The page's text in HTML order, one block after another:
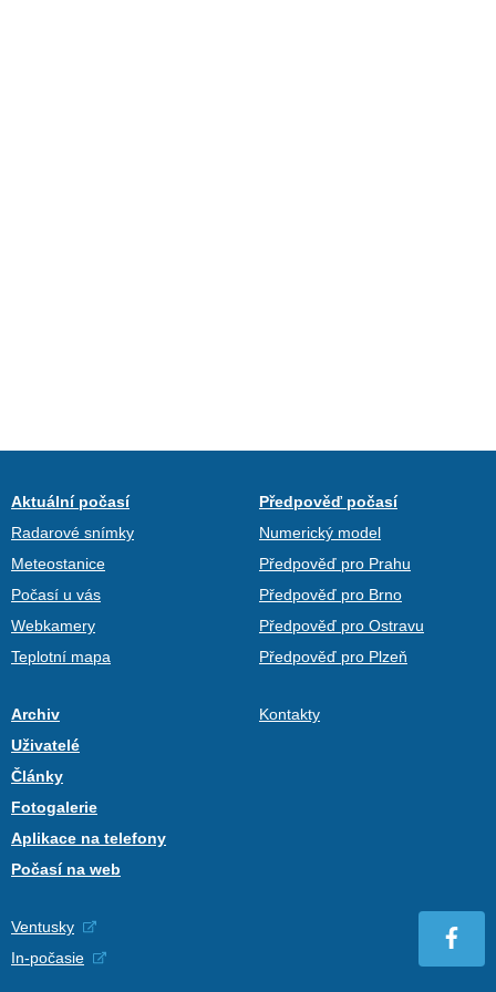
Aktuální počasí
Radarové snímky
Meteostanice
Počasí u vás
Webkamery
Teplotní mapa
Předpověď počasí
Numerický model
Předpověď pro Prahu
Předpověď pro Brno
Předpověď pro Ostravu
Předpověď pro Plzeň
Archiv
Uživatelé
Články
Fotogalerie
Aplikace na telefony
Počasí na web
Kontakty
Ventusky
In-počasie